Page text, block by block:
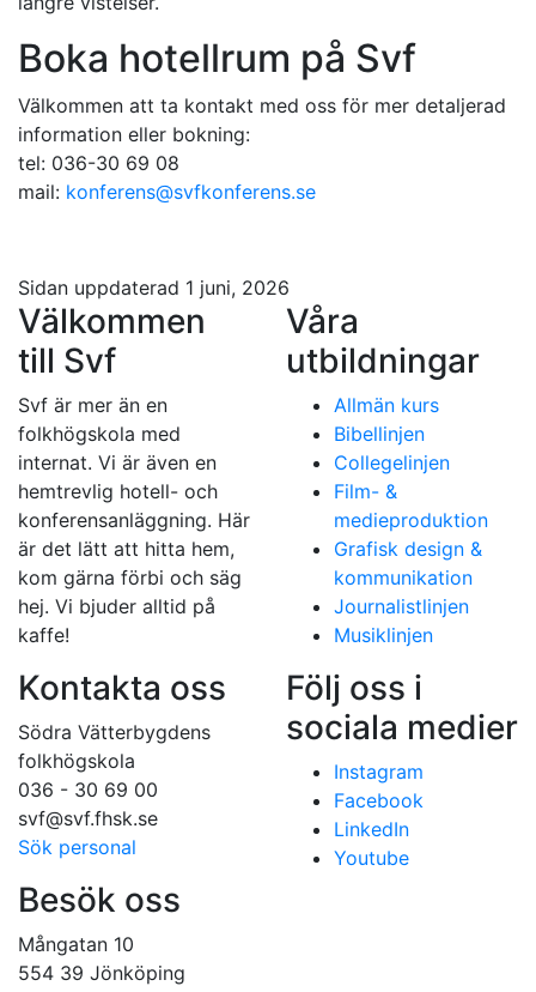
Boka hotellrum på Svf
Välkommen att ta kontakt med oss för mer detaljerad
information eller bokning:
tel: 036-30 69 08
mail: konferens@svfkonferens.se
Sidan uppdaterad 1 juni, 2026
Välkommen
till Svf
Svf är mer än en
folkhögskola med
internat. Vi är även en
hemtrevlig hotell- och
konferensanläggning. Här
är det lätt att hitta hem,
kom gärna förbi och säg
hej. Vi bjuder alltid på
kaffe!
Våra
utbildningar
Allmän kurs
Bibellinjen
Collegelinjen
Film- &
medieproduktion
Grafisk design &
kommunikation
Journalistlinjen
Musiklinjen
Kontakta oss
Södra Vätterbygdens
folkhögskola
036 - 30 69 00
svf@svf.fhsk.se
Sök personal
Besök oss
Mångatan 10
554 39 Jönköping
Följ oss i
sociala medier
Instagram
Facebook
LinkedIn
Youtube